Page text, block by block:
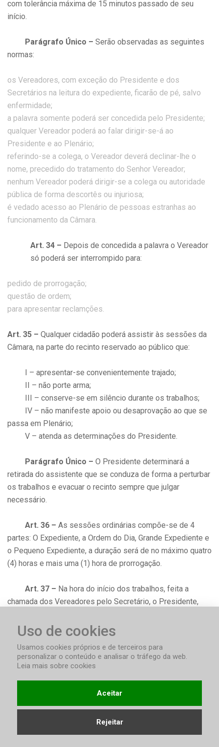
com tolerância máxima de 15 minutos passado de seu
início.
Parágrafo Único – Serão observadas as seguintes
normas:
os Vereadores, com exceção do Presidente e dos
Secretários na leitura do expediente, ficarão de pé, salvo
enfermidade;
a palavra somente poderá ser concedida pelo Presidente;
qualquer Vereador poderá ao falar dirigir-se-á ao
Presidente e ao Plenário;
referindo-se a colega, o Vereador deverá declinar-lhe o
nome, precedido do tratamento do Senhor Vereador;
nenhum Vereador poderá dirigir-se a colega ou autoridade
pública de forma descortês ou injuriosa;
é vedado acesso ao Plenário de pessoas estranhas ao
funcionamento da Câmara.
Art. 34 – Depois de concedida a palavra o Vereador
só poderá ser interrompido para:
pedido de prorrogação;
questão de ordem;
para apresentar reclamções.
Art. 35 – Qualquer cidadão poderá assistir às sessões da
Câmara, na parte do recinto reservado ao público que:
I – apresentar-se convenientemente trajado;
II – não porte arma;
III – conserve-se em silêncio durante os trabalhos;
IV – não manifeste apoio ou desaprovação ao que se
passa em Plenário;
V – atenda as determinações do Presidente.
Parágrafo Único – O Presidente determinará a
retirada do assistente que se conduza de forma a perturbar
os trabalhos e evacuar o recinto sempre que julgar
necessário.
Art. 36 – As sessões ordinárias compõe-se de 4
partes: O Expediente, a Ordem do Dia, Grande Expediente e
o Pequeno Expediente, a duração será de no máximo quatro
(4) horas e mais uma (1) hora de prorrogação.
Art. 37 – Na hora do início dos trabalhos, feita a
chamada dos Vereadores pelo Secretário, o Presidente,
Presidente efetivo ou eventual aguardará durante 15
minutos que aquele se complete e, caso assim não ocorra,
com o registro dos nomes dos Vereadores presentes,
Uso de cookies
Usamos cookies próprios e de terceiros para
personalizar o conteúdo e analisar o tráfego da web.
Leia mais sobre cookies
Aceitar
Rejeitar